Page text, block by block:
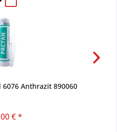
6076 Anthrazit 890060
€ *